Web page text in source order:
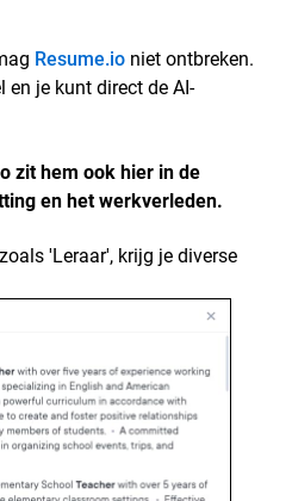
Resume.io niet ontbreken.
en je kunt direct de AI-
zit hem ook hier in de
en het werkverleden.
'Leraar', krijg je diverse